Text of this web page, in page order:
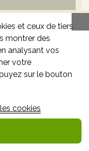
et ceux de tiers
montrer des
analysant vos
votre
sur le bouton
cookies